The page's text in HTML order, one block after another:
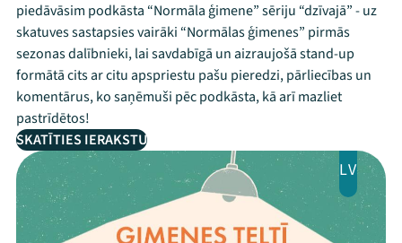
piedāvāsim podkāsta “Normāla ģimene” sēriju “dzīvajā” - uz
skatuves sastapsies vairāki “Normālas ģimenes” pirmās
sezonas dalībnieki, lai savdabīgā un aizraujošā stand-up
formātā cits ar citu apspriestu pašu pieredzi, pārliecības un
komentārus, ko saņēmuši pēc podkāsta, kā arī mazliet
pastrīdētos!
SKATĪTIES IERAKSTU
LV